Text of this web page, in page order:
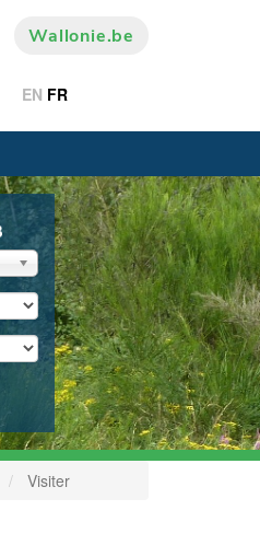
Wallonie.be
EN FR
Visiter